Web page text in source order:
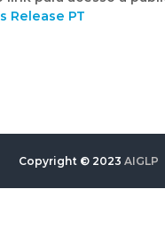
Release PT
Copyright © 2023 AIGLP